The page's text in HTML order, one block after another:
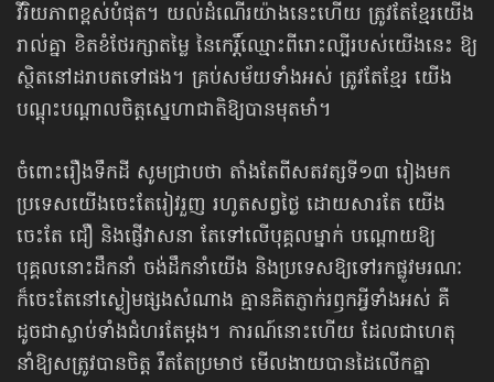
វីរិយភាពខ្ពស់បំផុត។ យល់ដំណើរយ៉ាងនេះហើយ ត្រូវតែខ្មែរយើង
រាល់គ្នា ខិតខំថែរក្សាតម្លៃ នៃកេរ្តិ៍ឈ្មោះពីរោះល្បីរបស់យើងនេះ ឱ្យ
ស្ថិតនៅដរាបតទៅផង។ គ្រប់សម័យទាំងអស់ ត្រូវតែខ្មែរ យើង
បណ្តុះបណ្តាលចិត្តស្នេហាជាតិឱ្យបានមុតមាំ។
ចំពោះរឿងទឹកដី សូមជ្រាបថា តាំងតែពីសតវត្សទី១៣ រៀងមក
ប្រទេសយើងចេះតែរៀវរួញ រហូតសព្វថ្ងៃ ដោយសារតែ យើង
ចេះតែ ជឿ និងផ្ញើវាសនា តែទៅលើបុគ្គលម្នាក់ បណ្តោយឱ្យ
បុគ្គលនោះដឹកនាំ ចង់ដឹកនាំយើង និងប្រទេសឱ្យទៅរកផ្លូវមរណៈ
ក៏ចេះតែនៅស្ងៀមផ្សងសំណាង គ្មានគិតភ្ញាក់រឭកអ្វីទាំងអស់ គឺ
ដូចជាស្លាប់ទាំងជំហរតែម្តង។ ការណ៍នោះហើយ ដែលជាហេតុ
នាំឱ្យសត្រូវបានចិត្ត រឹតតែប្រមាថ មើលងាយបានដៃលើកគ្នា